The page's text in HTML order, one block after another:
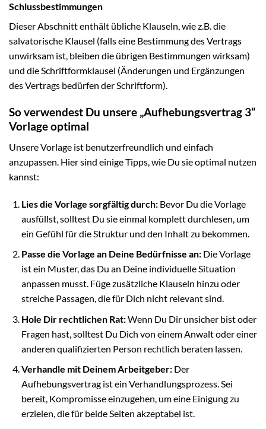
Schlussbestimmungen
Dieser Abschnitt enthält übliche Klauseln, wie z.B. die
salvatorische Klausel (falls eine Bestimmung des Vertrags
unwirksam ist, bleiben die übrigen Bestimmungen wirksam)
und die Schriftformklausel (Änderungen und Ergänzungen
des Vertrags bedürfen der Schriftform).
So verwendest Du unsere „Aufhebungsvertrag 3“
Vorlage optimal
Unsere Vorlage ist benutzerfreundlich und einfach
anzupassen. Hier sind einige Tipps, wie Du sie optimal nutzen
kannst:
Lies die Vorlage sorgfältig durch:Bevor Du die Vorlage
ausfüllst, solltest Du sie einmal komplett durchlesen, um
ein Gefühl für die Struktur und den Inhalt zu bekommen.
Passe die Vorlage an Deine Bedürfnisse an:Die Vorlage
ist ein Muster, das Du an Deine individuelle Situation
anpassen musst. Füge zusätzliche Klauseln hinzu oder
streiche Passagen, die für Dich nicht relevant sind.
Hole Dir rechtlichen Rat:Wenn Du Dir unsicher bist oder
Fragen hast, solltest Du Dich von einem Anwalt oder einer
anderen qualifizierten Person rechtlich beraten lassen.
Verhandle mit Deinem Arbeitgeber:Der
Aufhebungsvertrag ist ein Verhandlungsprozess. Sei
bereit, Kompromisse einzugehen, um eine Einigung zu
erzielen, die für beide Seiten akzeptabel ist.